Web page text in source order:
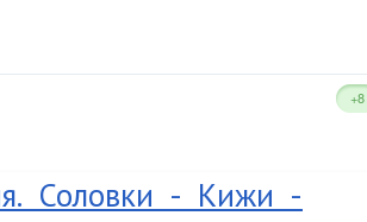
+8
Соловки - Кижи -